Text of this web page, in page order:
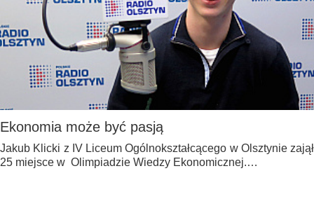
Ekonomia może być pasją
Jakub Klicki z IV Liceum Ogólnokształcącego w Olsztynie zajął
25 miejsce w Olimpiadzie Wiedzy Ekonomicznej.…